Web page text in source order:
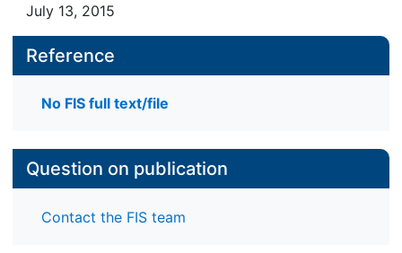
July 13, 2015
Reference
No FIS full text/file
Question on publication
Contact the FIS team